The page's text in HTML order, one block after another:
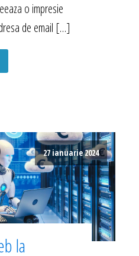
o impresie
de email […]
27 ianuarie 2024
la